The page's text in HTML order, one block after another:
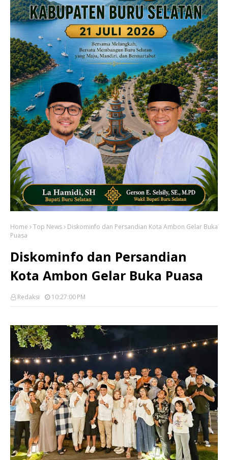
Home Top News
Diskominfo dan Persandian Kota Ambon Gelar Buka
Puasa
Diskominfo dan Persandian
Kota Ambon Gelar Buka Puasa
Redaksi 10:27:00 PM